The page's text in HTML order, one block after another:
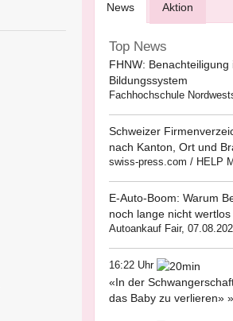
News Aktion
Top News
FHNW: Benachteiligung
Bildungssystem
Fachhochschule
Schweizer
nach Kanton, Ort und
swiss-press.com / HELP
E-Auto-Boom: Warum
noch lange nicht wertlos
Autoankauf Fair,
16:22 Uhr
«In der
das Baby zu verlieren» »